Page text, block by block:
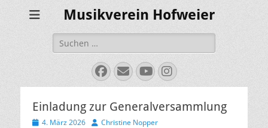
Musikverein Hofweier
Suchen
nach:
Facebook
E-
Mail
YouTube
Instagram
Einladung zur Generalversammlung
Veröffentlicht
4. März 2026 AutorChristine Nopper